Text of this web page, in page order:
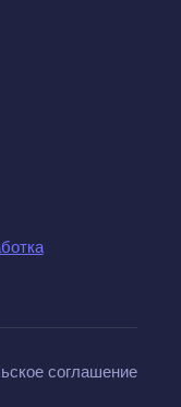
соглашение